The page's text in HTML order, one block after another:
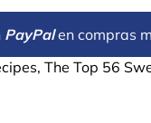
PayPal en compras
The Top 56